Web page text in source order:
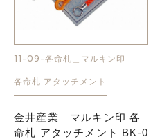
11-09-各命札＿マルキン印
各命札 アタッチメント
金井産業 マルキン印 各
命札 アタッチメント BK-0